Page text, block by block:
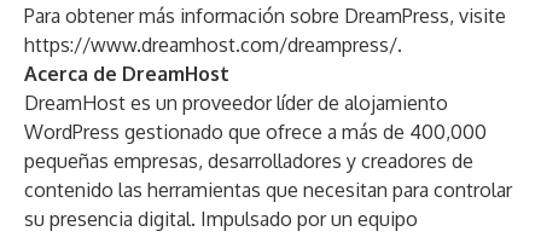
Para obtener más información sobre DreamPress, visite
https://www.dreamhost.com/dreampress/.
Acerca de DreamHost
DreamHost es un proveedor líder de alojamiento
WordPress gestionado que ofrece a más de 400,000
pequeñas empresas, desarrolladores y creadores de
contenido las herramientas que necesitan para controlar
su presencia digital. Impulsado por un equipo